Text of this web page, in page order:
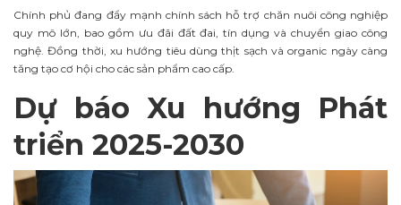
Chính phủ đang đẩy mạnh chính sách hỗ trợ chăn nuôi công nghiệp
quy mô lớn, bao gồm ưu đãi đất đai, tín dụng và chuyển giao công
nghệ. Đồng thời, xu hướng tiêu dùng thịt sạch và organic ngày càng
tăng tạo cơ hội cho các sản phẩm cao cấp.
Dự báo Xu hướng Phát
triển 2025-2030